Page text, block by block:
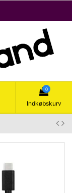
0
Indkøbskurv